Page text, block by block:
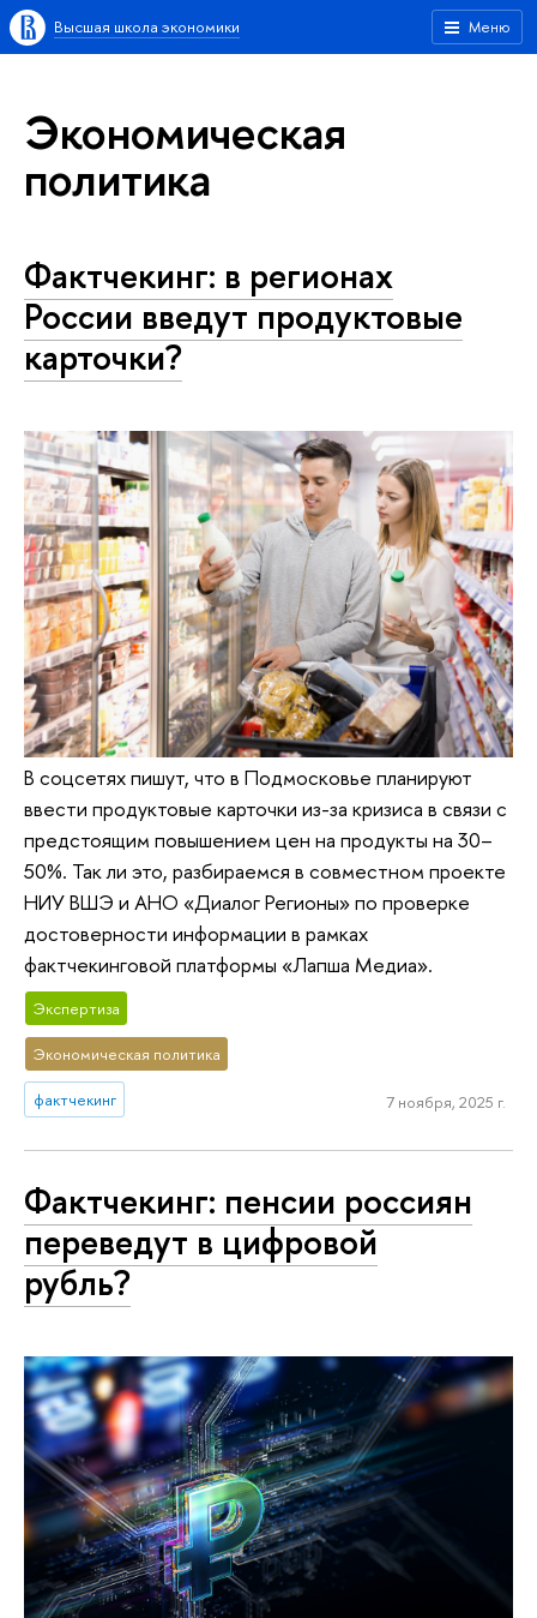
Меню
Высшая школа экономики
Экономическая
политика
Фактчекинг: в регионах
России введут продуктовые
карточки?
В соцсетях пишут, что в Подмосковье планируют
ввести продуктовые карточки из-за кризиса в связи с
предстоящим повышением цен на продукты на 30–
50%. Так ли это, разбираемся в совместном проекте
НИУ ВШЭ и АНО «Диалог Регионы» по проверке
достоверности информации в рамках
фактчекинговой платформы «Лапша Медиа».
Экспертиза
Экономическая политика
фактчекинг 7 ноября, 2025 г.
Фактчекинг: пенсии россиян
переведут в цифровой
рубль?